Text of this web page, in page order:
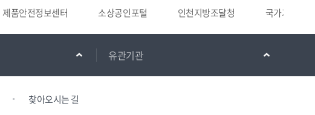
제품안전정보센터 소상공인포털 인천지방조달청 국가기록원
유관기관
찾아오시는 길